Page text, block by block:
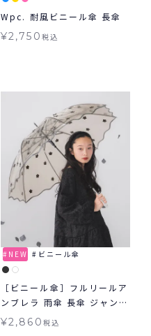
Wpc. 耐風ビニール傘 長傘
¥2,750 税込
NEW ビニール傘
［ビニール傘］フルリールア
ンブレラ 雨傘 長傘 ジャンプ
傘
¥2,860 税込